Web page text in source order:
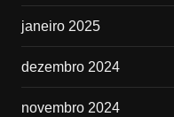
janeiro 2025
dezembro 2024
novembro 2024